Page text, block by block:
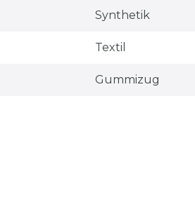
Synthetik
Textil
Gummizug